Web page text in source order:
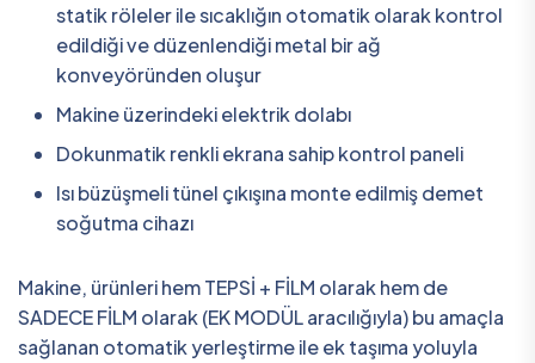
statik röleler ile sıcaklığın otomatik olarak kontrol
edildiği ve düzenlendiği metal bir ağ
konveyöründen oluşur
Makine üzerindeki elektrik dolabı
Dokunmatik renkli ekrana sahip kontrol paneli
Isı büzüşmeli tünel çıkışına monte edilmiş demet
soğutma cihazı
Makine, ürünleri hem TEPSİ + FİLM olarak hem de
SADECE FİLM olarak (EK MODÜL aracılığıyla) bu amaçla
sağlanan otomatik yerleştirme ile ek taşıma yoluyla